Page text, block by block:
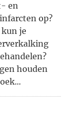
en
op?
kun je
houden